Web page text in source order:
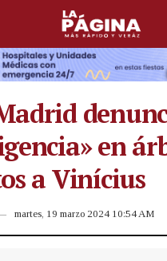
en
a Vinícius
martes, 19 marzo 2024 10:54 AM